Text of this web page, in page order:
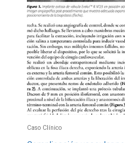
Caso Clínico